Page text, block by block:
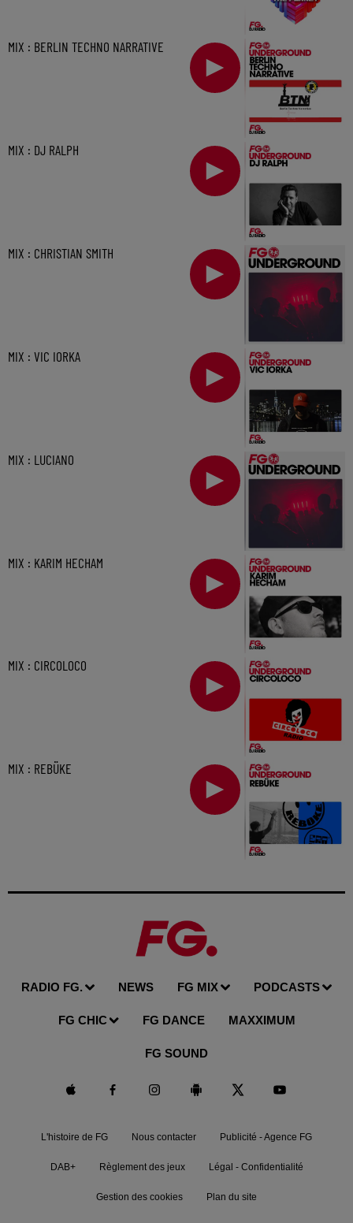
MIX : BERLIN TECHNO NARRATIVE
MIX : DJ RALPH
MIX : CHRISTIAN SMITH
MIX : VIC IORKA
MIX : LUCIANO
MIX : KARIM HECHAM
MIX : CIRCOLOCO
MIX : REBÜKE
RADIO FG. NEWS FG MIX PODCASTS
FG CHIC FG DANCE MAXXIMUM
FG SOUND
L'histoire de FG Nous contacter Publicité - Agence FG
DAB+ Règlement des jeux Légal - Confidentialité
Gestion des cookies Plan du site